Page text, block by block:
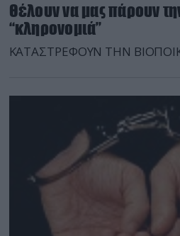
Θέλουν να μας πάρουν
“κληρονομιά”
ΚΑΤΑΣΤΡΕΦΟΥΝ ΤΗΝ